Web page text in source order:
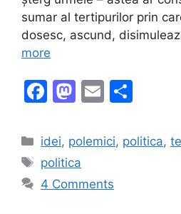
sumar al tertipurilor prin
dosesc, ascund,
more
F
c
e
b
M
st
o
d
E
ai ar
Categories
idei, polemici, politica,
Tags
politica
4 Comments